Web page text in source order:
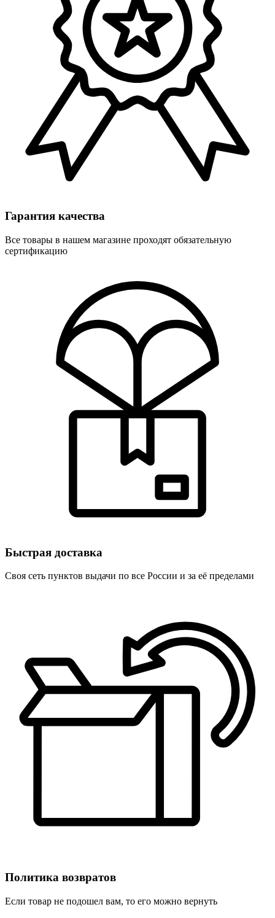
Гарантия качества
Все товары в нашем магазине проходят обязательную
сертификацию
Быстрая доставка
Своя сеть пунктов выдачи по все России и за её пределами
Политика возвратов
Если товар не подошел вам, то его можно вернуть